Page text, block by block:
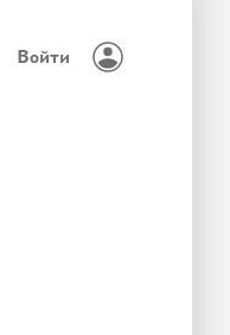
Войти